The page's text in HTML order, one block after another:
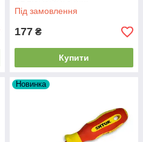
Під замовлення
177 ₴
Купити
Новинка